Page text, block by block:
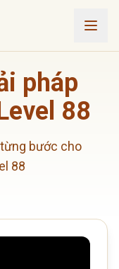
pháp
88
bước cho
88